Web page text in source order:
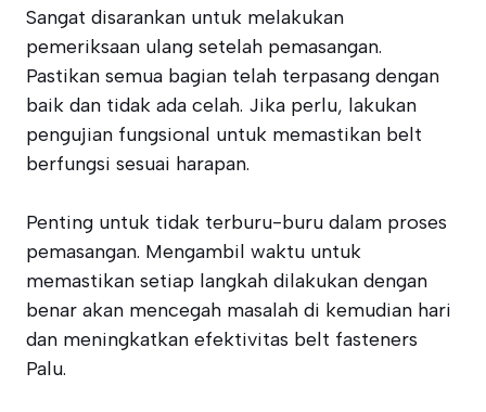
Sangat disarankan untuk melakukan
pemeriksaan ulang setelah pemasangan.
Pastikan semua bagian telah terpasang dengan
baik dan tidak ada celah. Jika perlu, lakukan
pengujian fungsional untuk memastikan belt
berfungsi sesuai harapan.
Penting untuk tidak terburu-buru dalam proses
pemasangan. Mengambil waktu untuk
memastikan setiap langkah dilakukan dengan
benar akan mencegah masalah di kemudian hari
dan meningkatkan efektivitas belt fasteners
Palu.